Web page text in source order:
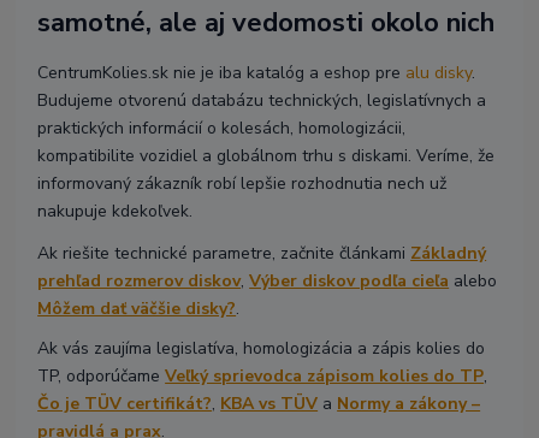
samotné, ale aj vedomosti okolo nich
CentrumKolies.sk nie je iba katalóg a eshop pre alu disky.
Budujeme otvorenú databázu technických, legislatívnych a
praktických informácií o kolesách, homologizácii,
kompatibilite vozidiel a globálnom trhu s diskami. Veríme, že
informovaný zákazník robí lepšie rozhodnutia nech už
nakupuje kdekoľvek.
Ak riešite technické parametre, začnite článkami Základný
prehľad rozmerov diskov,Výber diskov podľa cieľa alebo
Môžem dať väčšie disky?.
Ak vás zaujíma legislatíva, homologizácia a zápis kolies do
TP, odporúčameVeľký sprievodca zápisom kolies do TP,
Čo je TÜV certifikát?, KBA vs TÜV a Normy a zákony –
pravidlá a prax.